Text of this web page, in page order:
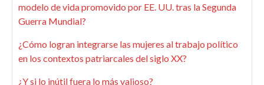
modelo de vida promovido por EE. UU. tras la Segunda
Guerra Mundial?
¿Cómo logran integrarse las mujeres al trabajo político
en los contextos patriarcales del siglo XX?
¿Y si lo inútil fuera lo más valioso?